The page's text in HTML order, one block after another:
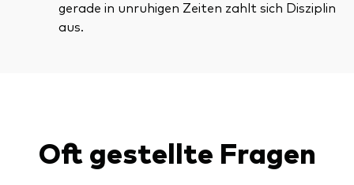
gerade in unruhigen Zeiten zahlt sich Disziplin
aus.
Oft gestellte Fragen